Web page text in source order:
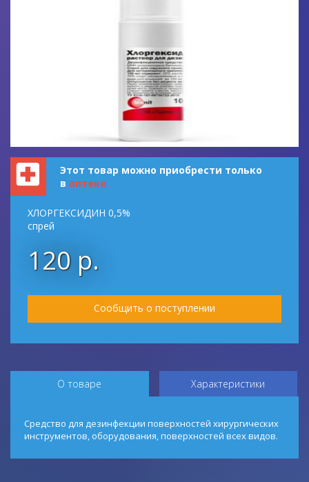
Этот товар можно приобрести только
в аптеке
ХЛОРГЕКСИДИН 0,5%
спрей
120 р.
Сообщить о поступлении
О товаре Характеристики
Средство для дезинфекции поверхностей хирургических
инструментов, оборудования, поверхностей всех видов.